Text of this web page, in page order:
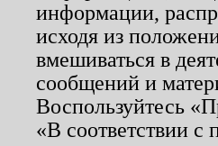
информации,
исходя из
вмешиваться в
сообщений и
Воспользуйтесь
«В соответствии